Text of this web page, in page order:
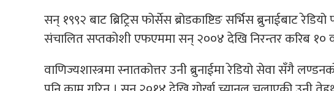
सन् १९९२ बाट ब्रिट्रिस फोर्सेस ब्रोडकाष्टिङ सर्भिस ब्रुनाईबाट
संचालित सप्तकोशी एफएममा सन् २००४ देखि निरन्तर करिब १० वर्ष
वाणिज्यशास्त्रमा स्नातकोत्तर उनी ब्रुनाईमा रेडियो सेवा सँगै